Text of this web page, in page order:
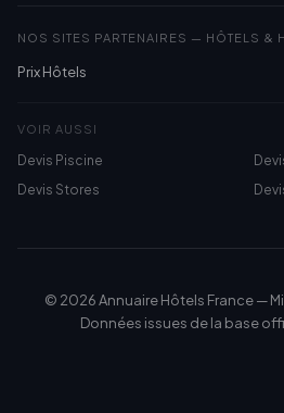
NOS SITES PARTENAIRES — HÔTELS &
Prix Hôtels
VOIR AUSSI
Devis Piscine
Devis Stores
© 2026 Annuaire Hôtels France —
Données issues de la base